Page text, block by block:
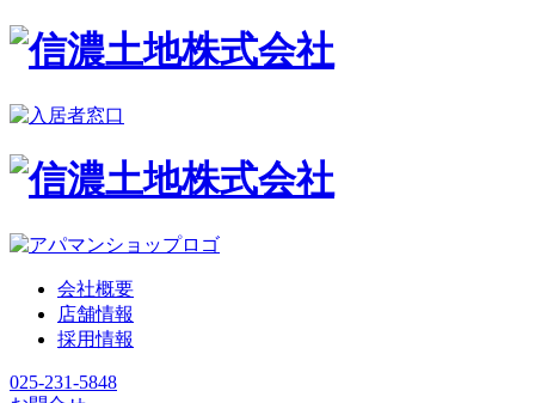
会社概要
店舗情報
採用情報
025-231-5848